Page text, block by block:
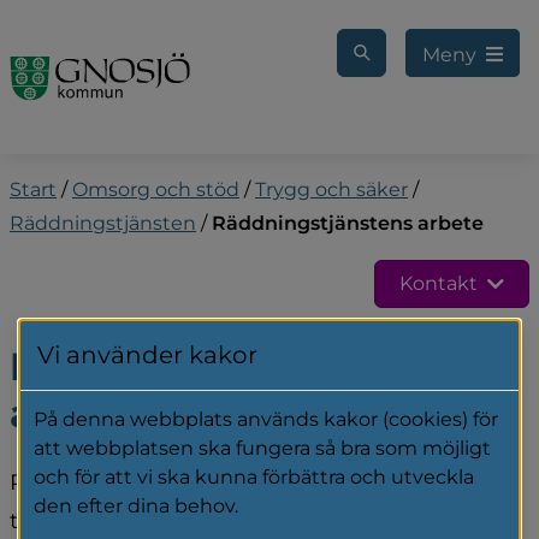
Meny
Start / Omsorg och stöd / Trygg och säker /
Räddningstjänsten / Räddningstjänstens arbete
Kontakt
Räddningstjänstens
arbete
Räddningstjänsten larmas ut vid bränder,
trafikolyckor, drunkningstillbud,
Vi använder kakor
På denna webbplats används kakor (cookies) för
att webbplatsen ska fungera så bra som möjligt
och för att vi ska kunna förbättra och utveckla
den efter dina behov.